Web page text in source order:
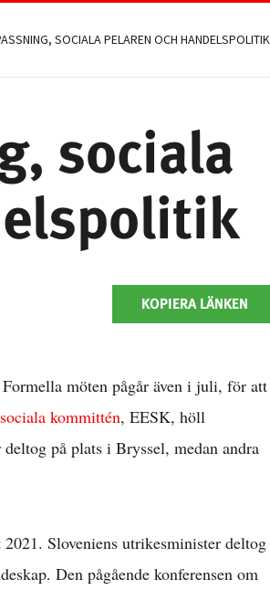
SOCIALA PELAREN OCH HANDELSPOLITIK
sociala
KOPIERA LÄNKEN
möten pågår även i juli, för att
kommittén, EESK, höll
på plats i Bryssel, medan andra
Sloveniens utrikesminister deltog
Den pågående konferensen om